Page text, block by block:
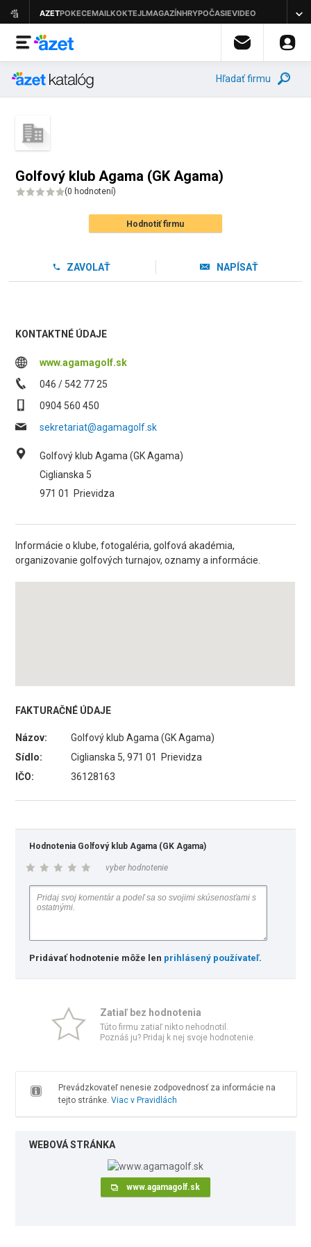
Hľadať firmu
Golfový klub Agama (GK Agama)
(0 hodnotení)
Hodnotiť firmu
ZAVOLAŤ NAPÍSAŤ
KONTAKTNÉ ÚDAJE
www.agamagolf.sk
046 / 542 77 25
0904 560 450
sekretariat@agamagolf.sk
Golfový klub Agama (GK Agama)
Ciglianska 5
971 01
Prievidza
Informácie o klube, fotogaléria, golfová akadémia,
organizovanie golfových turnajov, oznamy a informácie.
FAKTURAČNÉ ÚDAJE
Názov:
Golfový klub Agama (GK Agama)
Sídlo:
Ciglianska 5, 971 01 Prievidza
IČO:
36128163
Hodnotenia Golfový klub Agama (GK Agama)
vyber hodnotenie
Pridávať hodnotenie môže len prihlásený používateľ.
Zatiaľ bez hodnotenia
Túto firmu zatiaľ nikto nehodnotil.
Poznáš ju? Pridaj k nej svoje hodnotenie.
Prevádzkovateľ nenesie zodpovednosť za informácie na
tejto stránke. Viac v Pravidlách
WEBOVÁ STRÁNKA
www.agamagolf.sk